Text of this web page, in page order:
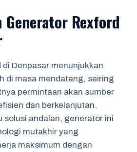
Generator Rexford
Denpasar menunjukkan
di masa mendatang, seiring
permintaan akan sumber
dan berkelanjutan.
solusi andalan, generator ini
mutakhir yang
maksimum dengan